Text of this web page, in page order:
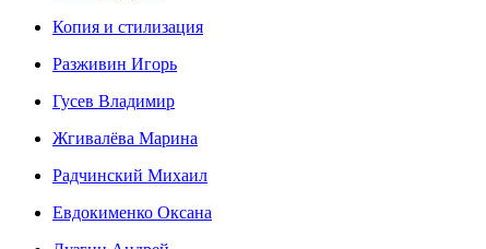
Копия и стилизация
Разживин Игорь
Гусев Владимир
Жгивалёва Марина
Радчинский Михаил
Евдокименко Оксана